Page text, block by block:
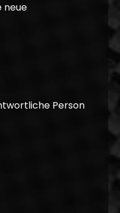
neue
Person